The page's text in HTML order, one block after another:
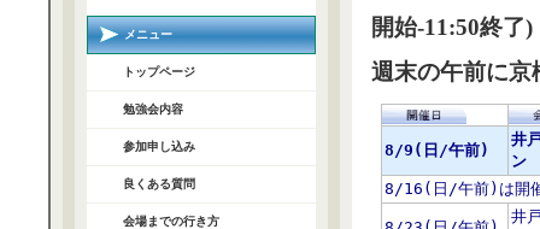
開始-11:50終了)
週末の午前に
メニュー
トップページ
勉強会内容
参加申し込み
良くある質問
会場までの行き方